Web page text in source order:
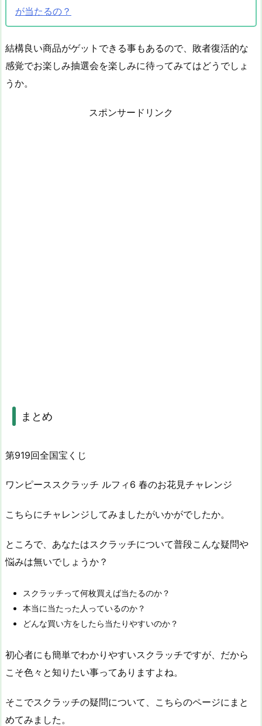
が当たるの？
結構良い商品がゲットできる事もあるので、敗者復活的な
感覚でお楽しみ抽選会を楽しみに待ってみてはどうでしょ
うか。
スポンサードリンク
まとめ
第919回全国宝くじ
ワンピーススクラッチ ルフィ6 春のお花見チャレンジ
こちらにチャレンジしてみましたがいかがでしたか。
ところで、あなたはスクラッチについて普段こんな疑問や
悩みは無いでしょうか？
スクラッチって何枚買えば当たるのか？
本当に当たった人っているのか？
どんな買い方をしたら当たりやすいのか？
初心者にも簡単でわかりやすいスクラッチですが、だから
こそ色々と知りたい事ってありますよね。
そこでスクラッチの疑問について、こちらのページにまと
めてみました。